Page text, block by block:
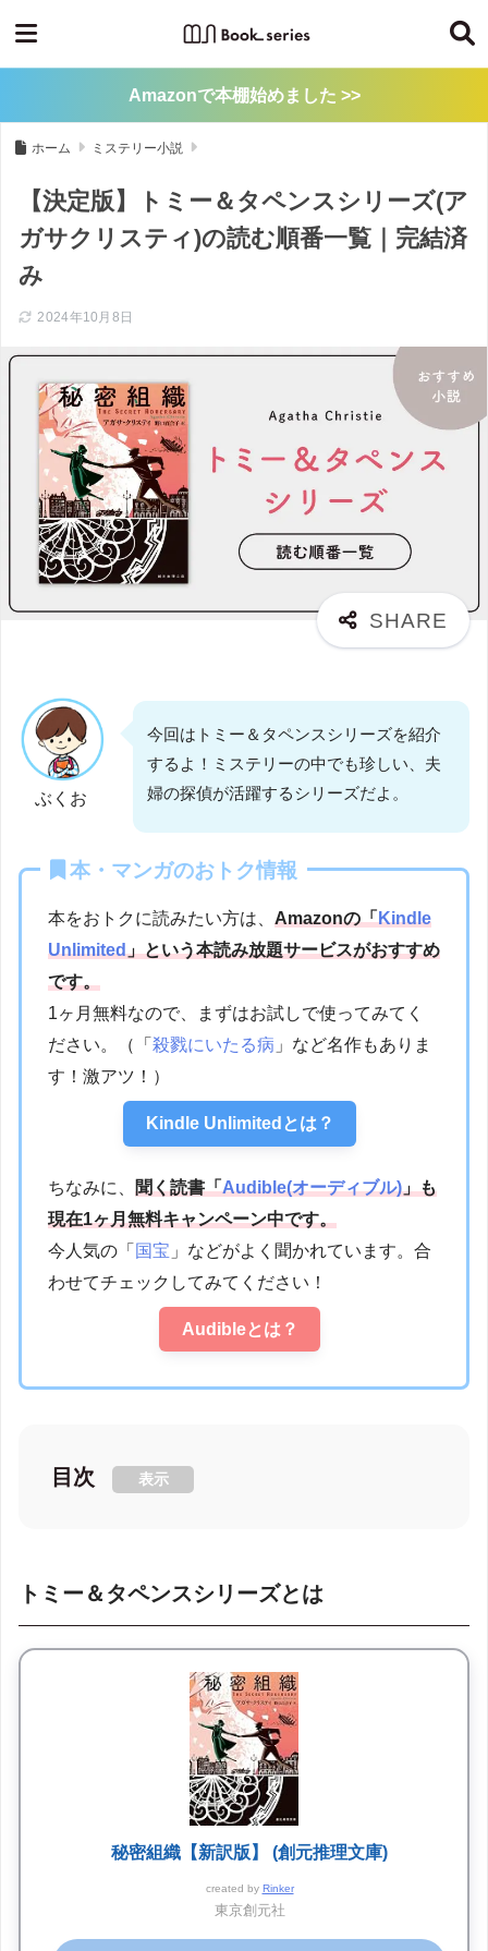
Amazonで本棚始めました >>
ホーム ミステリー小説
【決定版】トミー＆タペンスシリーズ(ア
ガサクリスティ)の読む順番一覧｜完結済
み
2024年10月8日
ぶくお
今回はトミー＆タペンスシリーズを紹介
するよ！ミステリーの中でも珍しい、夫
婦の探偵が活躍するシリーズだよ。
本・マンガのおトク情報
本をおトクに読みたい方は、 Amazonの「Kindle
Unlimited」という本読み放題サービスがおすすめ
です。
1ヶ月無料なので、まずはお試しで使ってみてく
ださい。（「 殺戮にいたる病 」など名作もありま
す！激アツ！）
Kindle Unlimitedとは？
ちなみに、 聞く読書「Audible(オーディブル)」も
現在1ヶ月無料キャンペーン中です。
今人気の「 国宝 」などがよく聞かれています。合
わせてチェックしてみてください！
Audibleとは？
目次 表示
トミー＆タペンスシリーズとは
秘密組織【新訳版】 (創元推理文庫)
created by Rinker
東京創元社